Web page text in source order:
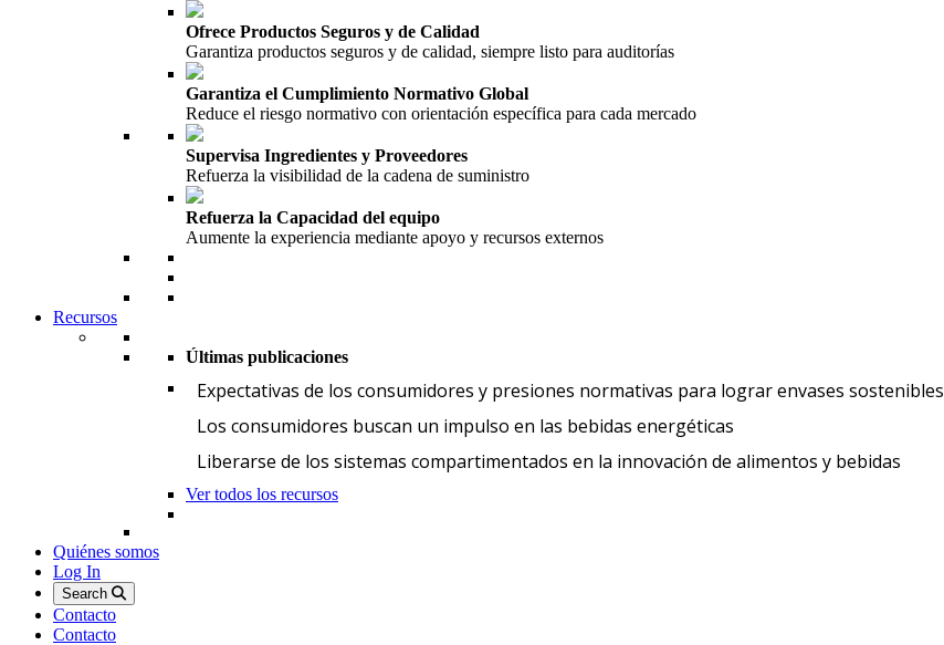
Ofrece Productos Seguros y de Calidad
Garantiza productos seguros y de calidad, siempre listo para auditorías
Garantiza el Cumplimiento Normativo Global
Reduce el riesgo normativo con orientación específica para cada mercado
Supervisa Ingredientes y Proveedores
Refuerza la visibilidad de la cadena de suministro
Refuerza la Capacidad del equipo
Aumente la experiencia mediante apoyo y recursos externos
Recursos
Últimas publicaciones
Expectativas de los consumidores y presiones normativas para lograr envases sostenibles
Los consumidores buscan un impulso en las bebidas energéticas
Liberarse de los sistemas compartimentados en la innovación de alimentos y bebidas
Ver todos los recursos
Quiénes somos
Log In
Search
Contacto
Contacto